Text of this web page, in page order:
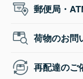
郵便局・
荷物のお問
再配達のご